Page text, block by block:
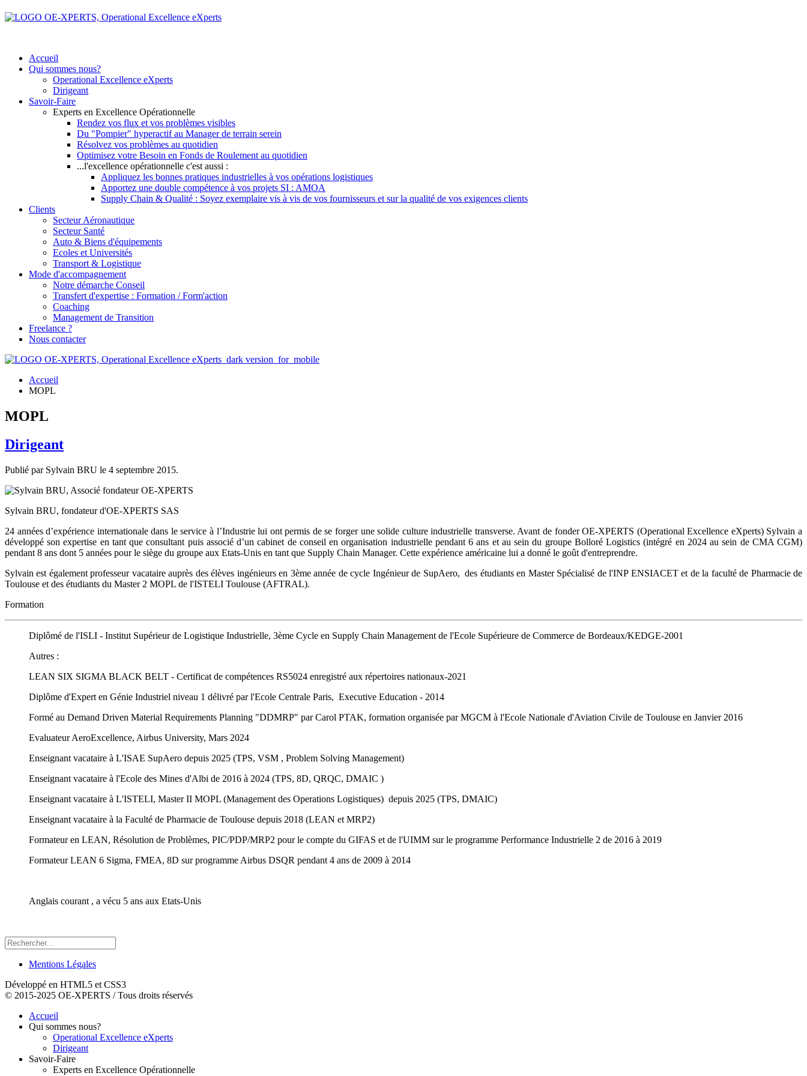
Accueil
Qui sommes nous?
Operational Excellence eXperts
Dirigeant
Savoir-Faire
Experts en Excellence Opérationnelle
Rendez vos flux et vos problèmes visibles
Du "Pompier" hyperactif au Manager de terrain serein
Résolvez vos problèmes au quotidien
Optimisez votre Besoin en Fonds de Roulement au quotidien
...l'excellence opérationnelle c'est aussi :
Appliquez les bonnes pratiques industrielles à vos opérations logistiques
Apportez une double compétence à vos projets SI : AMOA
Supply Chain & Qualité : Soyez exemplaire vis à vis de vos fournisseurs et sur la qualité de vos exigences clients
Clients
Secteur Aéronautique
Secteur Santé
Auto & Biens d'équipements
Ecoles et Universités
Transport & Logistique
Mode d'accompagnement
Notre démarche Conseil
Transfert d'expertise : Formation / Form'action
Coaching
Management de Transition
Freelance ?
Nous contacter
Accueil
MOPL
MOPL
Dirigeant
Publié par Sylvain BRU le 4 septembre 2015.
Sylvain BRU, fondateur d'OE-XPERTS SAS
24 années d’expérience internationale dans le service à l’Industrie lui ont permis de se forger une solide culture industrielle transverse. Avant de fonder OE-XPERTS (Operational Excellence eXperts) Sylvain a
développé son expertise en tant que consultant puis associé d’un cabinet de conseil en organisation industrielle pendant 6 ans et au sein du groupe Bolloré Logistics (intégré en 2024 au sein de CMA CGM)
pendant 8 ans dont 5 années pour le siège du groupe aux Etats-Unis en tant que Supply Chain Manager. Cette expérience américaine lui a donné le goût d'entreprendre.
Sylvain est également professeur vacataire auprès des élèves ingénieurs en 3ème année de cycle Ingénieur de SupAero, des étudiants en Master Spécialisé de l'INP ENSIACET et de la faculté de Pharmacie de
Toulouse et des étudiants du Master 2 MOPL de l'ISTELI Toulouse (AFTRAL).
Formation
Diplômé de l'ISLI - Institut Supérieur de Logistique Industrielle, 3ème Cycle en Supply Chain Management de l'Ecole Supérieure de Commerce de Bordeaux/KEDGE-2001
Autres :
LEAN SIX SIGMA BLACK BELT - Certificat de compétences RS5024 enregistré aux répertoires nationaux-2021
Diplôme d'Expert en Génie Industriel niveau 1 délivré par l'Ecole Centrale Paris, Executive Education - 2014
Formé au Demand Driven Material Requirements Planning "DDMRP" par Carol PTAK, formation organisée par MGCM à l'Ecole Nationale d'Aviation Civile de Toulouse en Janvier 2016
Evaluateur AeroExcellence, Airbus University, Mars 2024
Enseignant vacataire à L'ISAE SupAero depuis 2025 (TPS, VSM , Problem Solving Management)
Enseignant vacataire à l'Ecole des Mines d'Albi de 2016 à 2024 (TPS, 8D, QRQC, DMAIC )
Enseignant vacataire à L'ISTELI, Master II MOPL (Management des Operations Logistiques) depuis 2025 (TPS, DMAIC)
Enseignant vacataire à la Faculté de Pharmacie de Toulouse depuis 2018 (LEAN et MRP2)
Formateur en LEAN, Résolution de Problèmes, PIC/PDP/MRP2 pour le compte du GIFAS et de l'UIMM sur le programme Performance Industrielle 2 de 2016 à 2019
Formateur LEAN 6 Sigma, FMEA, 8D sur programme Airbus DSQR pendant 4 ans de 2009 à 2014
Anglais courant , a vécu 5 ans aux Etats-Unis
Mentions Légales
Développé en HTML5 et CSS3
© 2015-2025 OE-XPERTS / Tous droits réservés
Accueil
Qui sommes nous?
Operational Excellence eXperts
Dirigeant
Savoir-Faire
Experts en Excellence Opérationnelle